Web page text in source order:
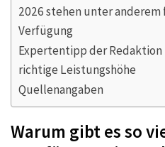
2026 stehen unter
Verfügung
Expertentipp der Redaktion
richtige Leistungshöhe
Quellenangaben
Warum gibt es so